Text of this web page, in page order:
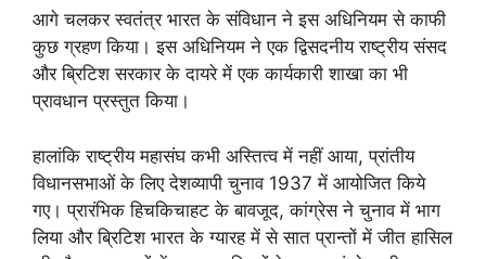
आगे चलकर स्वतंत्र भारत के संविधान ने इस अधिनियम से काफी
कुछ ग्रहण किया। इस अधिनियम ने एक द्विसदनीय राष्ट्रीय संसद
और ब्रिटिश सरकार के दायरे में एक कार्यकारी शाखा का भी
प्रावधान प्रस्तुत किया।
हालांकि राष्ट्रीय महासंघ कभी अस्तित्व में नहीं आया, प्रांतीय
विधानसभाओं के लिए देशव्यापी चुनाव 1937 में आयोजित किये
गए। प्रारंभिक हिचकिचाहट के बावजूद, कांग्रेस ने चुनाव में भाग
लिया और ब्रिटिश भारत के ग्यारह में से सात प्रान्तों में जीत हासिल